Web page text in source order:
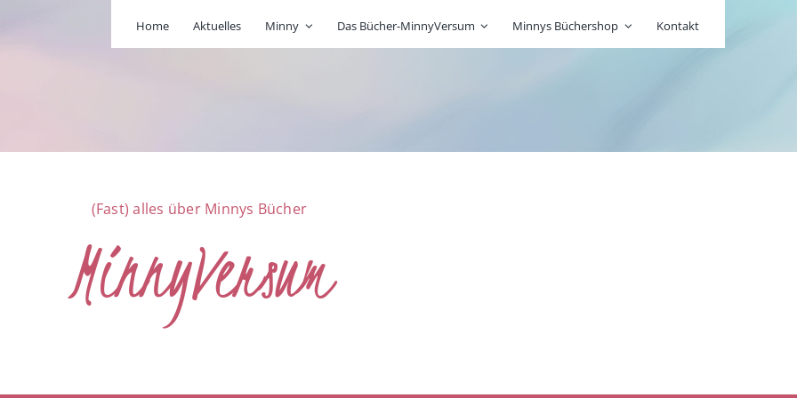
Home Aktuelles Minny Das Bücher-MinnyVersum Minnys Büchershop Kontakt
(Fast) alles über Minnys Bücher
MinnyVersum